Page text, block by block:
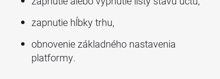
zapnutie hĺbky trhu,
obnovenie základného nastavenia
platformy.